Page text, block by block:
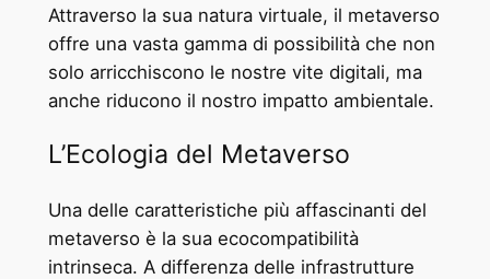
Attraverso la sua natura virtuale, il metaverso
offre una vasta gamma di possibilità che non
solo arricchiscono le nostre vite digitali, ma
anche riducono il nostro impatto ambientale.
L’Ecologia del Metaverso
Una delle caratteristiche più affascinanti del
metaverso è la sua ecocompatibilità
intrinseca. A differenza delle infrastrutture